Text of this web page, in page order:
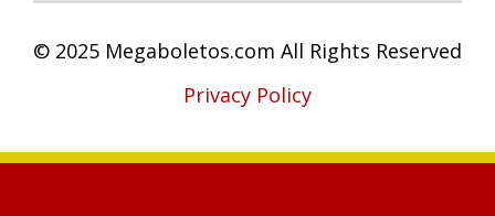
© 2025 Megaboletos.com All Rights Reserved
Privacy Policy